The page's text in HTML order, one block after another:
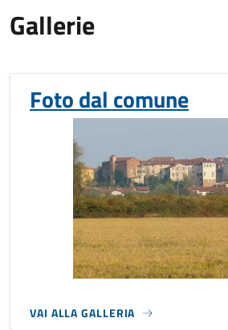
Gallerie
Foto dal comune
VAI ALLA GALLERIA